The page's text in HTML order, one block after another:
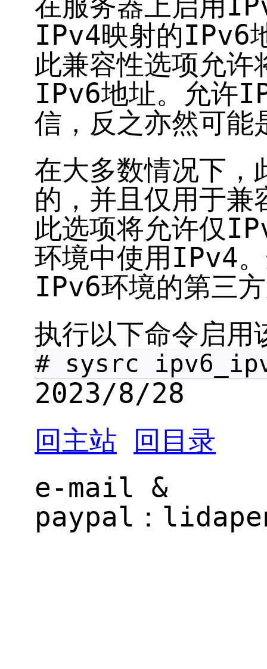
IPv4映射的IPv6
此兼容性选项允
IPv6地址。允许
信，反之亦然可能
在大多数情况下，
的，并且仅用于兼
此选项将允许仅
环境中使用IPv4
IPv6环境的第三
执行以下命令启用
# sysrc
2023/8/28
回主站
回目录
e-mail &
paypal：